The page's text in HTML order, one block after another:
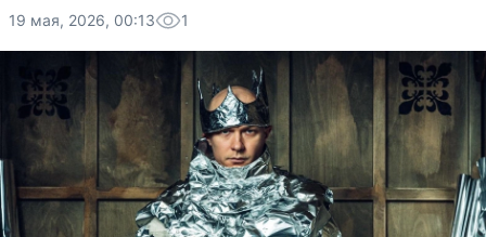
19 мая, 2026, 00:13 1